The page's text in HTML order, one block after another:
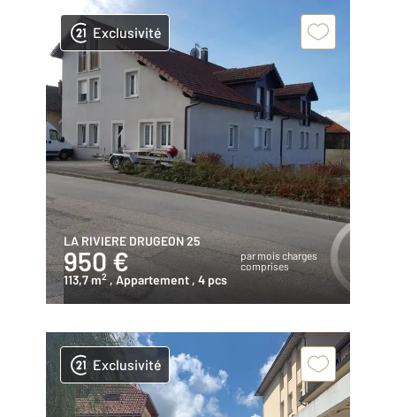
Exclusivité
LA RIVIERE DRUGEON 25
950 €
par mois charges
comprises
113,7 m2 , Appartement , 4 pcs
Exclusivité